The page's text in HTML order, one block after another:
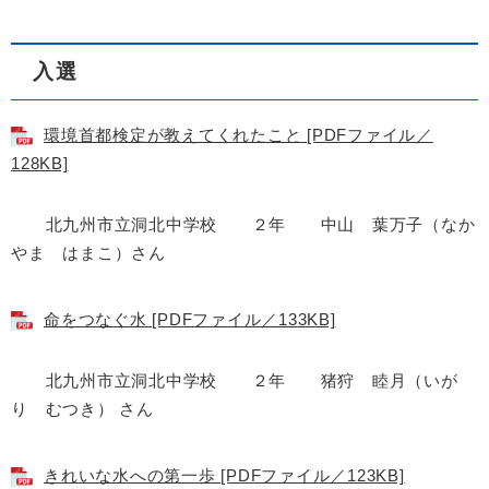
入選
環境首都検定が教えてくれたこと [PDFファイル／
128KB]
北九州市立洞北中学校 ２年 中山 葉万子（なか
やま はまこ）さん
命をつなぐ水 [PDFファイル／133KB]
北九州市立洞北中学校 ２年 猪狩 睦月（いが
り むつき） さん
きれいな水への第一歩 [PDFファイル／123KB]